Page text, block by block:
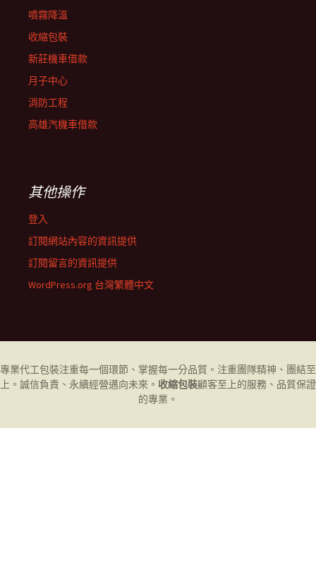
噴霧降溫
收縮包裝
新莊機車借款
月子中心
消防工程
高雄汽機車借款
其他操作
登入
訂閱網站內容的資訊提供
訂閱留言的資訊提供
WordPress.org 台灣繁體中文
專業代工包裝注重每一個環節、掌握每一分品質。注重團隊精神、團結至
上。誠信負責、永續經營邁向未來。 收縮包裝顧客至上的服務、品質保證
的專業。